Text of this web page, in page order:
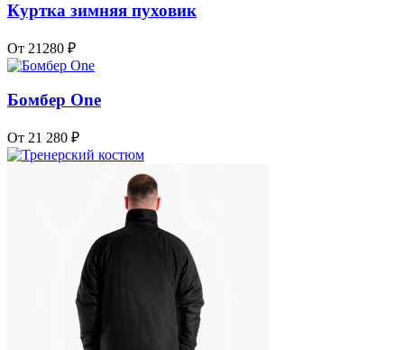
Куртка зимняя пуховик
От 21280 ₽
Бомбер One
От 21 280 ₽